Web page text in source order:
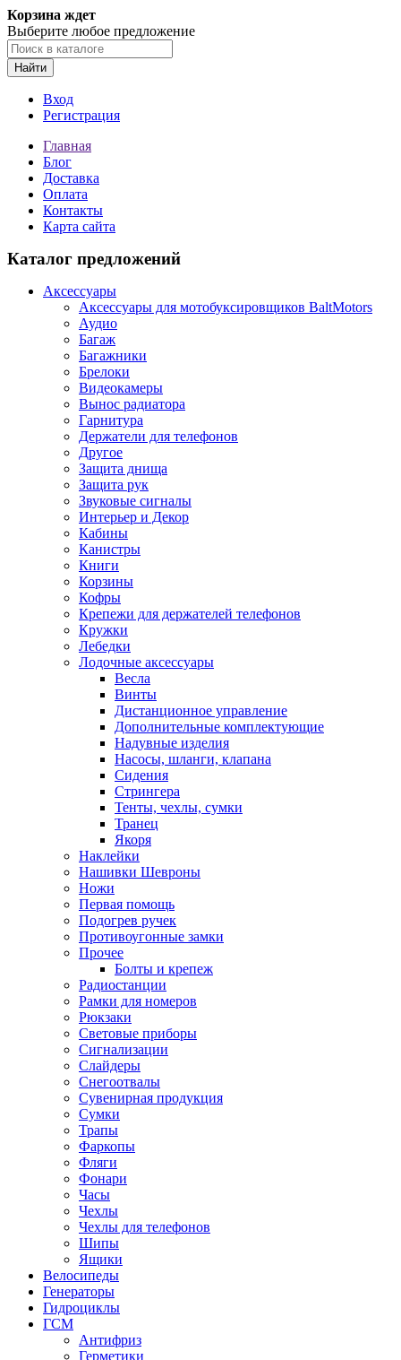
Корзина ждет
Выберите любое предложение
Найти
Вход
Регистрация
Главная
Блог
Доставка
Оплата
Контакты
Карта сайта
Каталог предложений
Аксессуары
Аксессуары для мотобуксировщиков BaltMotors
Аудио
Багаж
Багажники
Брелоки
Видеокамеры
Вынос радиатора
Гарнитура
Держатели для телефонов
Другое
Защита днища
Защита рук
Звуковые сигналы
Интерьер и Декор
Кабины
Канистры
Книги
Корзины
Кофры
Крепежи для держателей телефонов
Кружки
Лебедки
Лодочные аксессуары
Весла
Винты
Дистанционное управление
Дополнительные комплектующие
Надувные изделия
Насосы, шланги, клапана
Сидения
Стрингера
Тенты, чехлы, сумки
Транец
Якоря
Наклейки
Нашивки Шевроны
Ножи
Первая помощь
Подогрев ручек
Противоугонные замки
Прочее
Болты и крепеж
Радиостанции
Рамки для номеров
Рюкзаки
Световые приборы
Сигнализации
Слайдеры
Снегоотвалы
Сувенирная продукция
Сумки
Трапы
Фаркопы
Фляги
Фонари
Часы
Чехлы
Чехлы для телефонов
Шипы
Ящики
Велосипеды
Генераторы
Гидроциклы
ГСМ
Антифриз
Герметики